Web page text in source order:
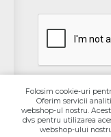
Contact
Folosim cookie-uri
Oferim servicii
webshop-ul nostru.
dvs pentru utilizarea
webshop-ului